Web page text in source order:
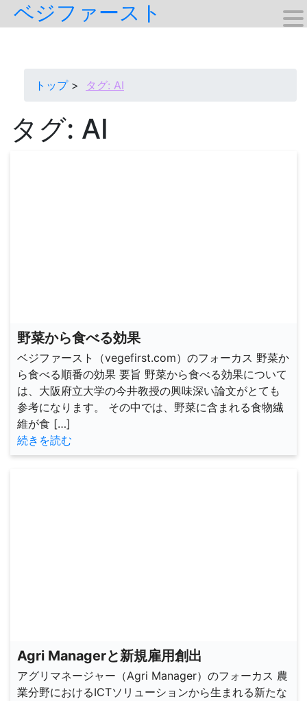
Skip
to ベジファースト
トップ タグ: AI
タグ: AI
野菜から食べる効果
ベジファースト（vegefirst.com）のフォーカス 野菜か
ら食べる順番の効果 要旨 野菜から食べる効果について
は、大阪府立大学の今井教授の興味深い論文がとても
参考になります。 その中では、野菜に含まれる食物繊
維が食 […]
続きを読む
Agri Managerと新規雇用創出
アグリマネージャー（Agri Manager）のフォーカス 農
業分野におけるICTソリューションから生まれる新たな